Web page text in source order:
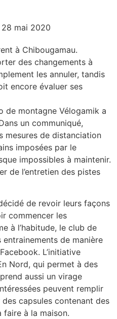
28 mai 2020
à Chibougamau.
des changements à
les annuler, tandis
encore évaluer ses
de montagne Vélogamik a
un communiqué,
mesures de distanciation
imposées par le
impossibles à maintenir.
de l’entretien des pistes
de revoir leurs façons
commencer les
à l’habitude, le club de
de manière
L’initiative
Nord, qui permet à des
aussi un virage
peuvent remplir
capsules contenant des
faire à la maison.